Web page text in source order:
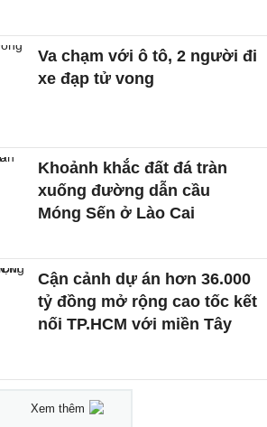
Va chạm với ô tô, 2 người đi
xe đạp tử vong
Khoảnh khắc đất đá tràn
xuống đường dẫn cầu
Móng Sến ở Lào Cai
Cận cảnh dự án hơn 36.000
tỷ đồng mở rộng cao tốc kết
nối TP.HCM với miền Tây
Xem thêm